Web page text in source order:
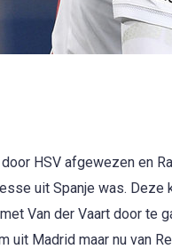
HSV afgewezen en
uit Spanje was.
Van der Vaart door te
uit Madrid maar nu van